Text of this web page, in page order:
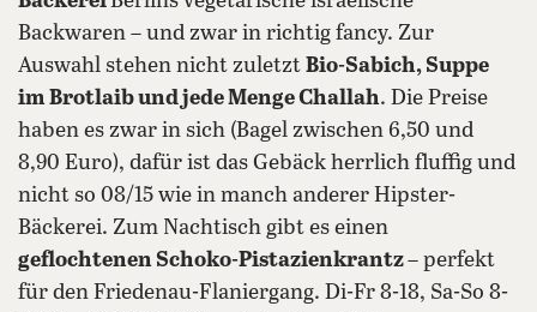
Backwaren – und zwar in richtig fancy. Zur
Auswahl stehen nicht zuletzt Bio-Sabich, Suppe
im Brotlaib und jede Menge Challah. Die Preise
haben es zwar in sich (Bagel zwischen 6,50 und
8,90 Euro), dafür ist das Gebäck herrlich fluffig und
nicht so 08/15 wie in manch anderer Hipster-
Bäckerei. Zum Nachtisch gibt es einen
geflochtenen Schoko-Pistazienkrantz– perfekt
für den Friedenau-Flaniergang. Di-Fr 8-18, Sa-So 8-